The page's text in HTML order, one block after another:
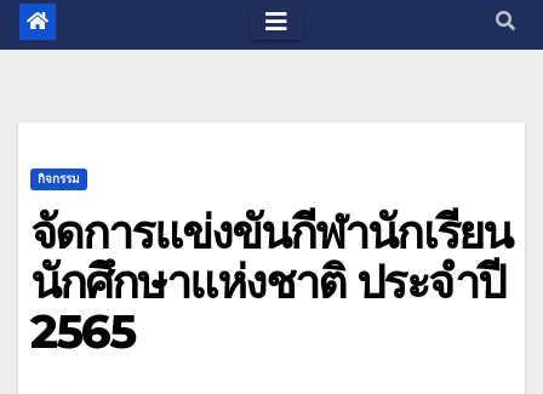
กิจกรรม
จัดการแข่งขันกีฬานักเรียน
นักศึกษาแห่งชาติ ประจำปี
2565